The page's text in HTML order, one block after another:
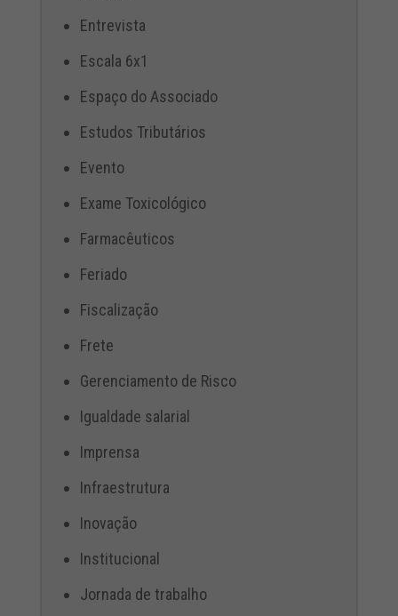
Entrevista
Escala 6x1
Espaço do Associado
Estudos Tributários
Evento
Exame Toxicológico
Farmacêuticos
Feriado
Fiscalização
Frete
Gerenciamento de Risco
Igualdade salarial
Imprensa
Infraestrutura
Inovação
Institucional
Jornada de trabalho